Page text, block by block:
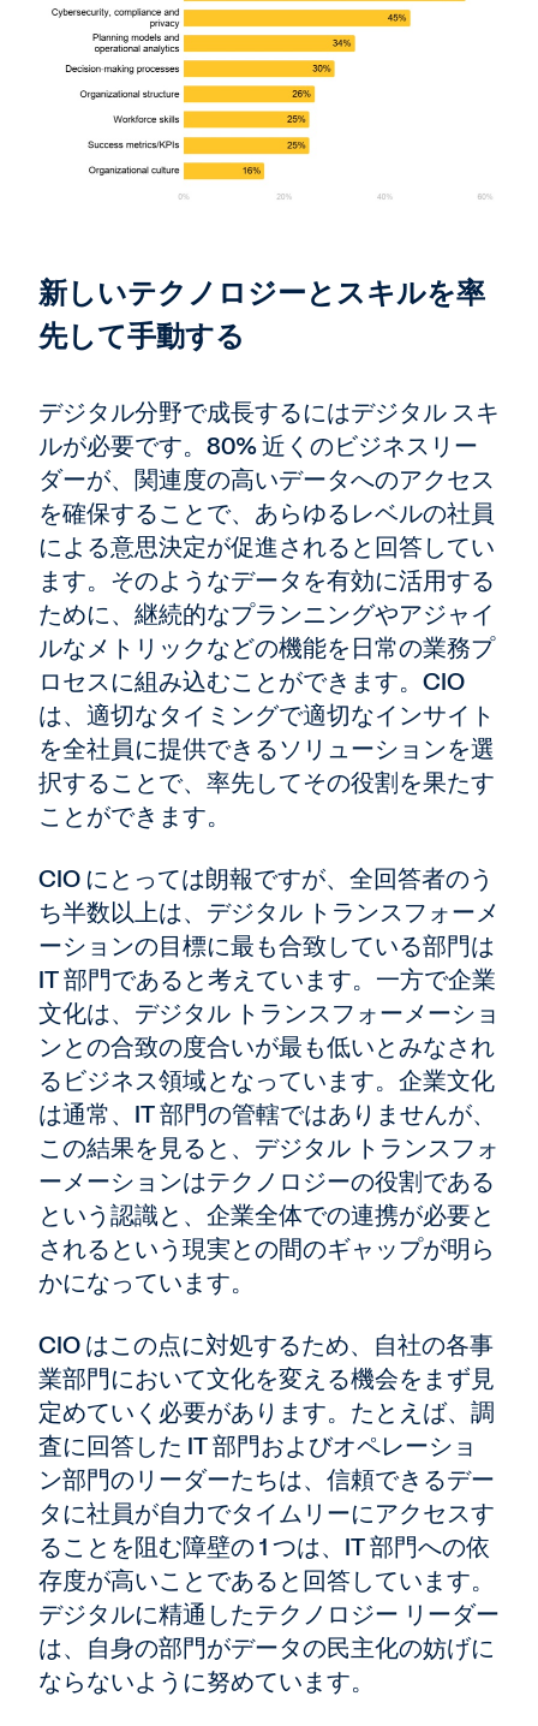
新しいテクノロジーとスキルを率
先して手動する
デジタル分野で成長するにはデジタル スキ
ルが必要です。80% 近くのビジネスリー
ダーが、関連度の高いデータへのアクセス
を確保することで、あらゆるレベルの社員
による意思決定が促進されると回答してい
ます。そのようなデータを有効に活用する
ために、継続的なプランニングやアジャイ
ルなメトリックなどの機能を日常の業務プ
ロセスに組み込むことができます。CIO
は、適切なタイミングで適切なインサイト
を全社員に提供できるソリューションを選
択することで、率先してその役割を果たす
ことができます。
CIO にとっては朗報ですが、全回答者のう
ち半数以上は、デジタル トランスフォーメ
ーションの目標に最も合致している部門は
IT 部門であると考えています。 一方で企業
文化は、デジタル トランスフォーメーショ
ンとの合致の度合いが最も低いとみなされ
るビジネス領域となっています。企業文化
は通常、IT 部門の管轄ではありませんが、
この結果を見ると、デジタル トランスフォ
ーメーションはテクノロジーの役割である
という認識と、企業全体での連携が必要と
されるという現実との間のギャップが明ら
かになっています。
CIO はこの点に対処するため、自社の各事
業部門において文化を変える機会をまず見
定めていく必要があります。たとえば、調
査に回答した IT 部門およびオペレーショ
ン部門のリーダーたちは、信頼できるデー
タに社員が自力でタイムリーにアクセスす
ることを阻む障壁の 1 つは、IT 部門への依
存度が高いことであると回答しています。
デジタルに精通したテクノロジー リーダー
は、自身の部門がデータの民主化の妨げに
ならないように努めています。